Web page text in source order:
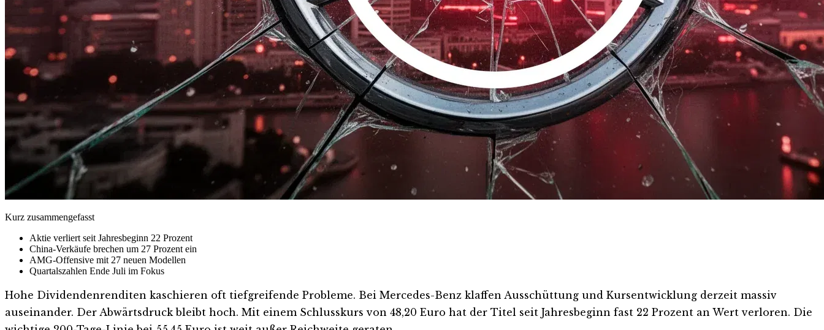
Kurz zusammengefasst
Aktie verliert seit Jahresbeginn 22 Prozent
China-Verkäufe brechen um 27 Prozent ein
AMG-Offensive mit 27 neuen Modellen
Quartalszahlen Ende Juli im Fokus
Hohe Dividendenrenditen kaschieren oft tiefgreifende Probleme. Bei Mercedes-Benz klaffen Ausschüttung und Kursentwicklung derzeit massiv
auseinander. Der Abwärtsdruck bleibt hoch. Mit einem Schlusskurs von 48,20 Euro hat der Titel seit Jahresbeginn fast 22 Prozent an Wert verloren. Die